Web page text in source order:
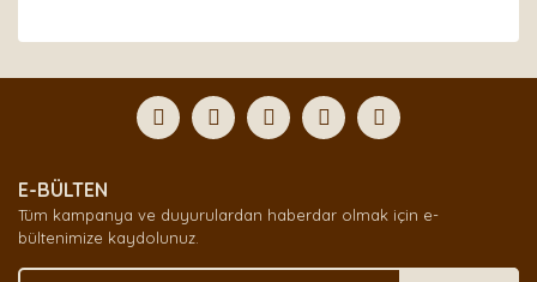
Yorum Yaz
formunu kullanarak tarafımıza iletebilirsiniz.
Görüş ve önerileriniz için teşekkür ederiz.
Ürün açıklamasında eksik bilgiler bulunuyor.
Ürün bilgilerinde hatalar bulunuyor.
E-BÜLTEN
Tüm kampanya ve duyurulardan haberdar olmak için e-
bültenimize kaydolunuz.